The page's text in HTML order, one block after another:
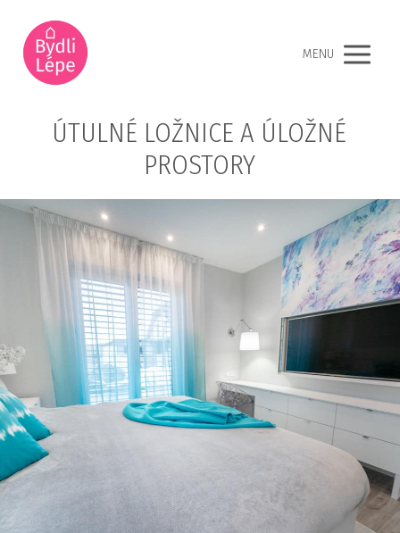
MENU
ÚTULNÉ LOŽNICE A ÚLOŽNÉ
PROSTORY